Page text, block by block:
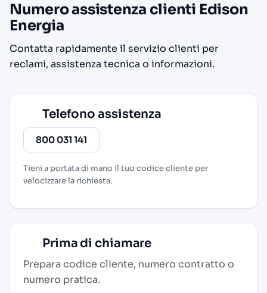
Numero assistenza clienti Edison
Energia
Contatta rapidamente il servizio clienti per
reclami, assistenza tecnica o informazioni.
Telefono assistenza
800 031 141
Tieni a portata di mano il tuo codice cliente per
velocizzare la richiesta.
Prima di chiamare
Prepara codice cliente, numero contratto o
numero pratica.